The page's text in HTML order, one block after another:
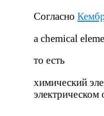
Согласно
a chemical
то есть
химический